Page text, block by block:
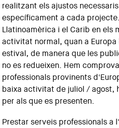
realitzant els ajustos
específicament a cada
Llatinoamèrica i el Carib en els
activitat normal, quan a
estival, de manera que les
no es redueixen. Hem
professionals provinents
baixa activitat de juliol / agost,
per als que es presenten.
Prestar serveis professionals